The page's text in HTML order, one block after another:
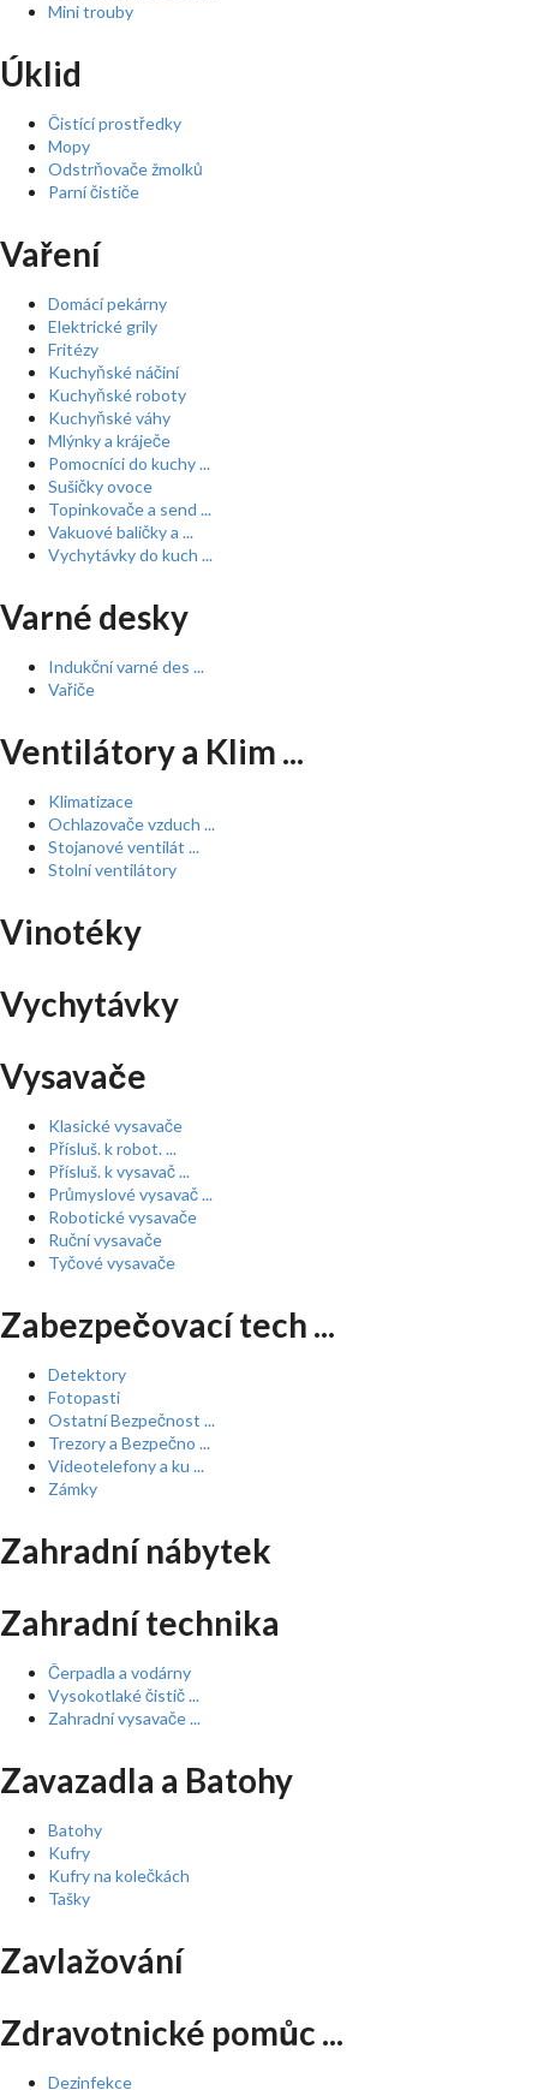
Mini trouby
Úklid
Čistící prostředky
Mopy
Odstrňovače žmolků
Parní čističe
Vaření
Domácí pekárny
Elektrické grily
Fritézy
Kuchyňské náčiní
Kuchyňské roboty
Kuchyňské váhy
Mlýnky a kráječe
Pomocníci do kuchy ...
Sušičky ovoce
Topinkovače a send ...
Vakuové baličky a ...
Vychytávky do kuch ...
Varné desky
Indukční varné des ...
Vařiče
Ventilátory a Klim ...
Klimatizace
Ochlazovače vzduch ...
Stojanové ventilát ...
Stolní ventilátory
Vinotéky
Vychytávky
Vysavače
Klasické vysavače
Přísluš. k robot. ...
Přísluš. k vysavač ...
Průmyslové vysavač ...
Robotické vysavače
Ruční vysavače
Tyčové vysavače
Zabezpečovací tech ...
Detektory
Fotopasti
Ostatní Bezpečnost ...
Trezory a Bezpečno ...
Videotelefony a ku ...
Zámky
Zahradní nábytek
Zahradní technika
Čerpadla a vodárny
Vysokotlaké čistič ...
Zahradní vysavače ...
Zavazadla a Batohy
Batohy
Kufry
Kufry na kolečkách
Tašky
Zavlažování
Zdravotnické pomůc ...
Dezinfekce